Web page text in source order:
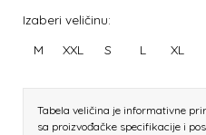
Izaberi veličinu:
M XXL S L XL
Tabela veličina je informativne
sa proizvođačke specifikacije i